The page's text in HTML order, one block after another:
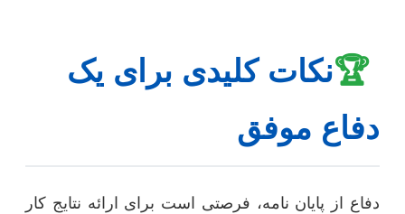
🏆نکات کلیدی برای یک
دفاع موفق
دفاع از پایان نامه، فرصتی است برای ارائه نتایج کار